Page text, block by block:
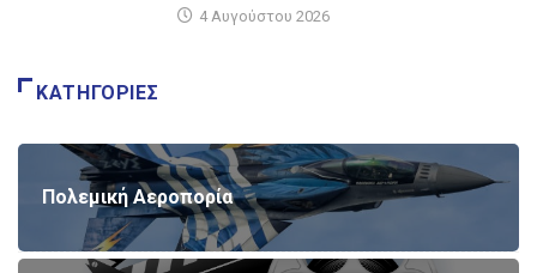
4 Αυγούστου 2026
ΚΑΤΗΓΟΡΊΕΣ
Πολεμική Αεροπορία